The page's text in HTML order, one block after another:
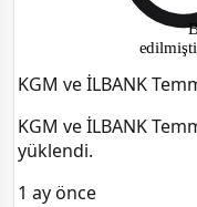
KGM ve İLBANK
KGM ve İLBANK
yüklendi.
1 ay önce